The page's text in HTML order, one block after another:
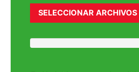
SELECCIONAR ARCHIVOS